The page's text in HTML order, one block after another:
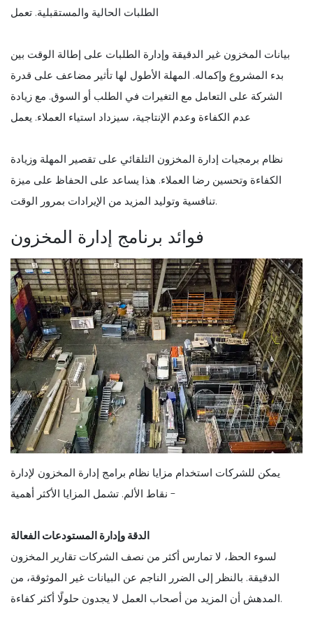
الطلبات الحالية والمستقبلية. تعمل
بيانات المخزون غير الدقيقة وإدارة الطلبات على إطالة الوقت بين
بدء المشروع وإكماله. المهلة الأطول لها تأثير مضاعف على قدرة
الشركة على التعامل مع التغيرات في الطلب أو السوق. مع زيادة
عدم الكفاءة وعدم الإنتاجية، سيزداد استياء العملاء. يعمل
نظام برمجيات إدارة المخزون التلقائي على تقصير المهلة وزيادة
الكفاءة وتحسين رضا العملاء. هذا يساعد على الحفاظ على ميزة
تنافسية وتوليد المزيد من الإيرادات بمرور الوقت.
فوائد برنامج إدارة المخزون
يمكن للشركات استخدام مزايا نظام برامج إدارة المخزون لإدارة
نقاط الألم. تشمل المزايا الأكثر أهمية -
الدقة وإدارة المستودعات الفعالة
لسوء الحظ، لا تمارس أكثر من نصف الشركات تقارير المخزون
الدقيقة. بالنظر إلى الضرر الناجم عن البيانات غير الموثوقة، من
المدهش أن المزيد من أصحاب العمل لا يجدون حلولًا أكثر كفاءة.